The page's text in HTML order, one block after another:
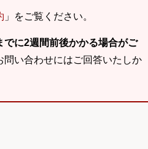
」をご覧ください。
に2週間前後かかる場合がご
い合わせにはご回答いたしか